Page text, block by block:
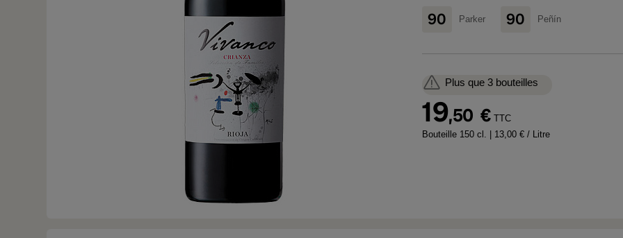
90 Parker 90 Peñín
Plus que 3 bouteilles
19,50 € TTC
Bouteille 150 cl. | 13,00 € / Litre